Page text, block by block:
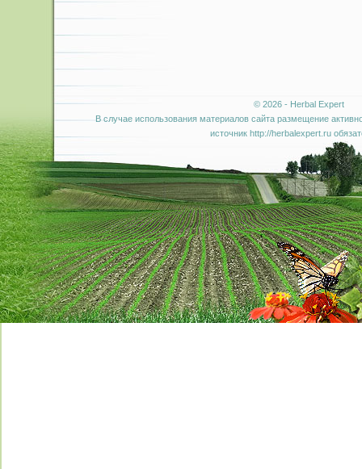
© 2026 - Herbal Expert
В случае использования материалов сайта размещение
источник http://herbalexpert.ru